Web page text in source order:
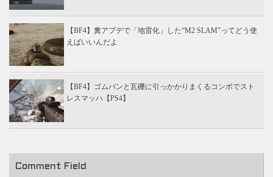
【BF4】糞アプデで「地雷化」した“M2 SLAM”ってどう使
えばいいんだよ
【BF4】ゴムバンと瓦礫に引っかかりまくるコンボでスト
レスマッハ【PS4】
Comment Field